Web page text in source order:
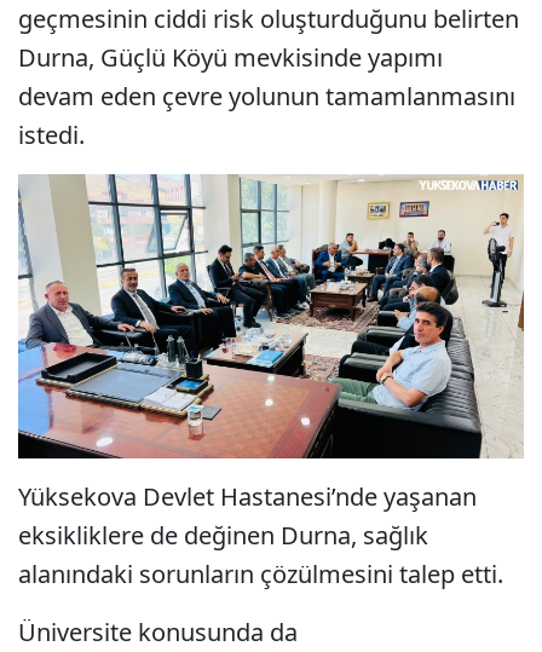
geçmesinin ciddi risk oluşturduğunu belirten
Durna, Güçlü Köyü mevkisinde yapımı
devam eden çevre yolunun tamamlanmasını
istedi.
Yüksekova Devlet Hastanesi’nde yaşanan
eksikliklere de değinen Durna, sağlık
alanındaki sorunların çözülmesini talep etti.
Üniversite konusunda da